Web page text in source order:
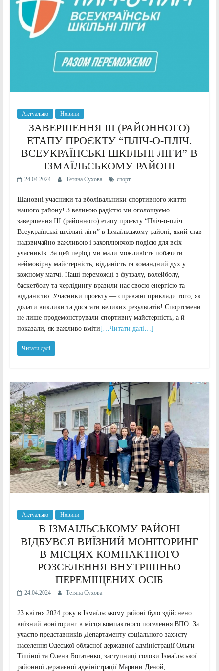
Актуально Новини
ЗАВЕРШЕННЯ ІІІ (РАЙОННОГО)
ЕТАПУ ПРОЄКТУ “ПЛІЧ-О-ПЛІЧ.
ВСЕУКРАЇНСЬКІ ШКІЛЬНІ ЛІГИ” В
ІЗМАЇЛЬСЬКОМУ РАЙОНІ
24.04.2024 Тетяна Сухова спорт
Шановні учасники та вболівальники спортивного життя
нашого району! З великою радістю ми оголошуємо
завершення ІІІ (районного) етапу проєкту “Пліч-о-пліч.
Всеукраїнські шкільні ліги” в Ізмаїльському районі, який став
надзвичайно важливою і захоплюючою подією для всіх
учасників. За цей період ми мали можливість побачити
неймовірну майстерність, відданість та командний дух у
кожному матчі. Наші переможці з футзалу, волейболу,
баскетболу та черлідингу вразили нас своєю енергією та
відданістю. Учасники проєкту — справжні приклади того, як
долати виклики та досягати великих результатів! Спортсмени
не лише продемонстрували спортивну майстерність, а й
показали, як важливо вміти […Читати далі…]
Читати далі
Актуально Новини
В ІЗМАЇЛЬСЬКОМУ РАЙОНІ
ВІДБУВСЯ ВИЇЗНИЙ МОНІТОРИНГ
В МІСЦЯХ КОМПАКТНОГО
РОЗСЕЛЕННЯ ВНУТРІШНЬО
ПЕРЕМІЩЕНИХ ОСІБ
24.04.2024 Тетяна Сухова
23 квітня 2024 року в Ізмаїльському районі було здійснено
виїзний моніторинг в місця компактного поселення ВПО. За
участю представників Департаменту соціального захисту
населення Одеської обласної державної адміністрації Ольги
Тішіної та Олени Богатенко, заступниці голови Ізмаїльської
районної державної адміністрації Марини Деной,